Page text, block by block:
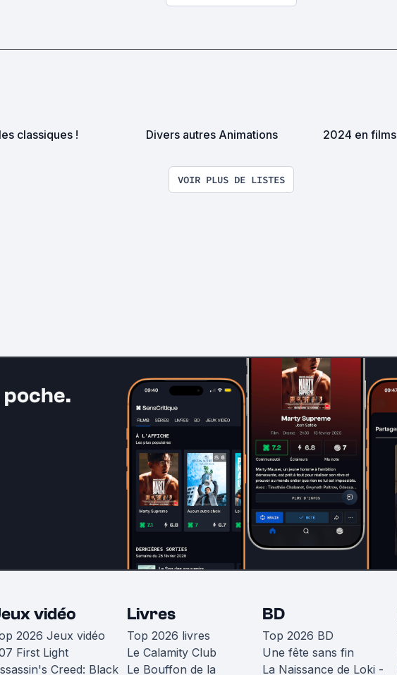
classiques ! Divers autres Animations 2024 en films
VOIR PLUS DE LISTES
vidéo
2026 Jeux vidéo
First Light
Creed: Black
Livres
Top 2026 livres
Le Calamity Club
Le Bouffon de la
BD
Top 2026 BD
Une fête sans fin
La Naissance de Loki -